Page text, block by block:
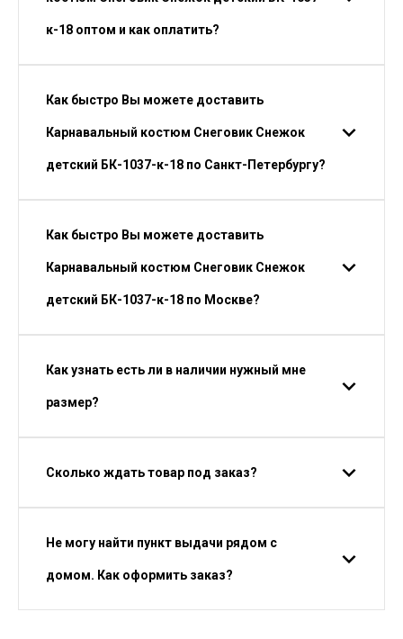
к-18 оптом и как оплатить?
Как быстро Вы можете доставить
Карнавальный костюм Снеговик Снежок
детский БК-1037-к-18 по Санкт-Петербургу?
Как быстро Вы можете доставить
Карнавальный костюм Снеговик Снежок
детский БК-1037-к-18 по Москве?
Как узнать есть ли в наличии нужный мне
размер?
Сколько ждать товар под заказ?
Не могу найти пункт выдачи рядом с
домом. Как оформить заказ?